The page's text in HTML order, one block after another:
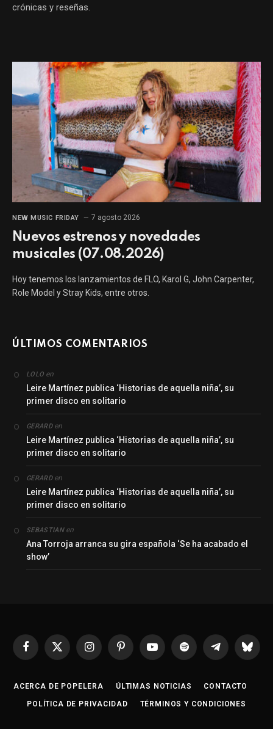
crónicas y reseñas.
NEW MUSIC FRIDAY 7 agosto 2026
Nuevos estrenos y novedades
musicales (07.08.2026)
Hoy tenemos los lanzamientos de FLO, Karol G, John Carpenter,
Role Model y Stray Kids, entre otros.
ÚLTIMOS COMENTARIOS
LOLO en
Leire Martínez publica ‘Historias de aquella niña’, su
primer disco en solitario
GERARDen
Leire Martínez publica ‘Historias de aquella niña’, su
primer disco en solitario
GERARDen
Leire Martínez publica ‘Historias de aquella niña’, su
primer disco en solitario
SEBASTIANen
Ana Torroja arranca su gira española ‘Se ha acabado el
show’
Facebook
X
InstagramPinterestYouTubeSpotify Telegrama
ACERCA DE POPELERA ÚLTIMAS NOTICIAS CONTACTO
POLÍTICA DE PRIVACIDAD TÉRMINOS Y CONDICIONES